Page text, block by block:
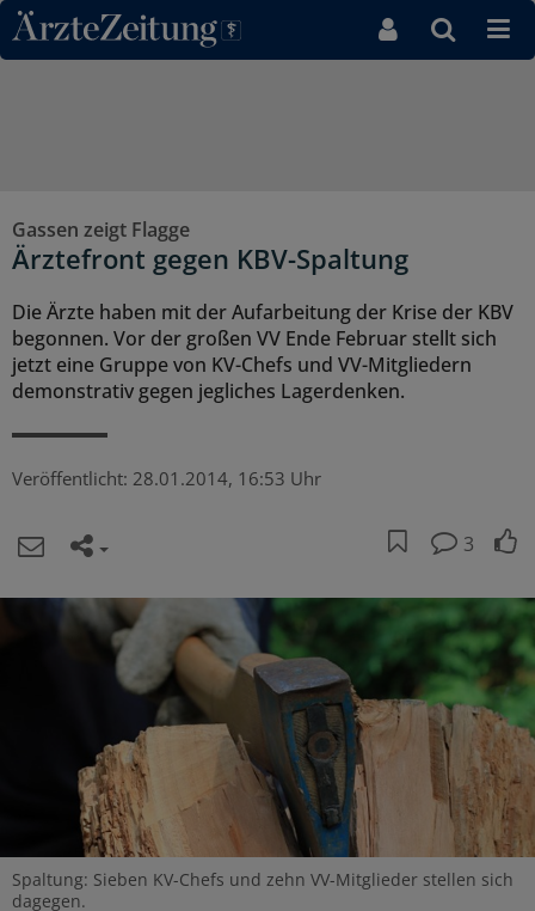
Direkt zum Inhaltsbereich
Gassen zeigt Flagge
Ärztefront gegen KBV-Spaltung
Die Ärzte haben mit der Aufarbeitung der Krise der KBV
begonnen. Vor der großen VV Ende Februar stellt sich
jetzt eine Gruppe von KV-Chefs und VV-Mitgliedern
demonstrativ gegen jegliches Lagerdenken.
Veröffentlicht: 28.01.2014, 16:53 Uhr
3
Spaltung: Sieben KV-Chefs und zehn VV-Mitglieder stellen sich
dagegen.